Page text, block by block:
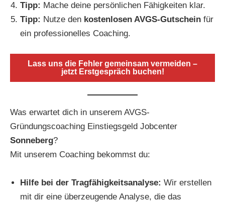
Tipp: Mache deine persönlichen Fähigkeiten klar.
Tipp: Nutze den kostenlosen AVGS-Gutschein für
ein professionelles Coaching.
Lass uns die Fehler gemeinsam vermeiden –
jetzt Erstgespräch buchen!
Was erwartet dich in unserem AVGS-
Gründungscoaching Einstiegsgeld Jobcenter
Sonneberg?
Mit unserem Coaching bekommst du:
Hilfe bei der Tragfähigkeitsanalyse: Wir erstellen
mit dir eine überzeugende Analyse, die das